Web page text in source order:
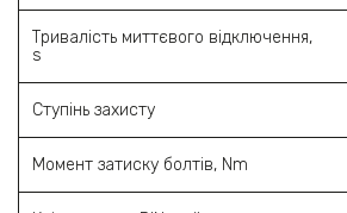
Тривалість миттєвого відключення,
s
Ступінь захисту
Момент затиску болтів, Nm